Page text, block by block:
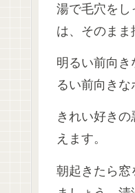
湯で毛穴をし
は、そのまま
明るい前向
るい前向きな
きれい好き
えます。
朝起きたら窓